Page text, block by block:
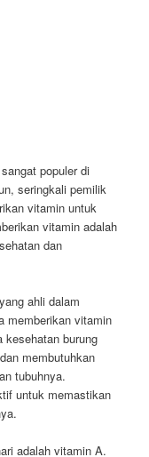
populer di
seringkali pemilik
vitamin untuk
vitamin adalah
dan
ahli dalam
memberikan vitamin
kesehatan burung
membutuhkan
tubuhnya.
untuk memastikan
adalah vitamin A.